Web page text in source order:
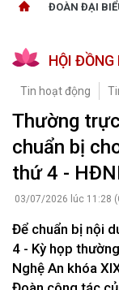
ĐOÀN ĐẠI
HỘI ĐỒNG
Tin hoạt động
Thường
chuẩn bị
thứ 4 -
03/07/2026 lúc 11:28
Để chuẩn bị nội
4 - Kỳ họp
Nghệ An khóa